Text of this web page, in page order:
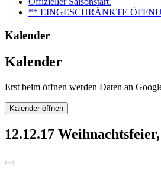
** EINGESCHRÄNKTE
Kalender
Kalender
Erst beim öffnen werden Daten an
Kalender öffnen
12.12.17